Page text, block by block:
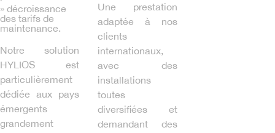
» décroissance
des tarifs de
maintenance.
Notre solution
HYLIOS est
particulièrement
dédiée aux pays
émergents
grandement
Une prestation
adaptée à nos
clients
internationaux,
avec des
installations
toutes
diversifiées et
demandant des